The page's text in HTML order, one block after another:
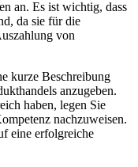
an. Es ist wichtig, dass
da sie für die
von⁢
kurze Beschreibung
anzugeben.
haben, legen Sie
nachzuweisen.
eine erfolgreiche‍